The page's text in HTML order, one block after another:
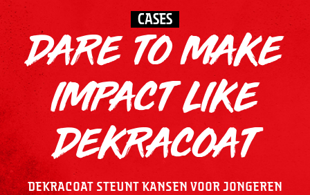
CASES
DARE TO MAKE
IMPACT LIKE
DEKRACOAT
DEKRACOAT STEUNT KANSEN VOOR JONGEREN